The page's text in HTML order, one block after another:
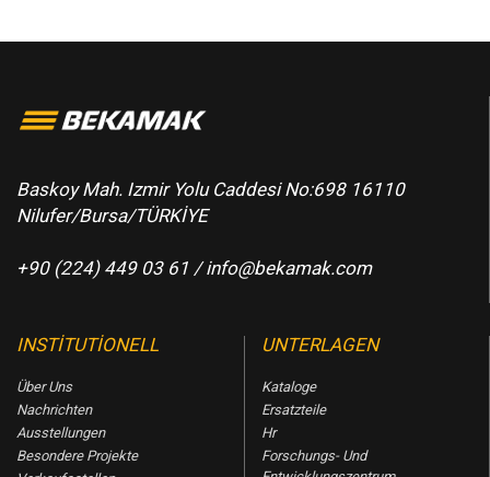
Baskoy Mah. Izmir Yolu Caddesi No:698 16110
Nilufer/Bursa/TÜRKİYE
+90 (224) 449 03 61 /info@bekamak.com
INSTITUTIONELL
Über Uns
Nachrichten
Ausstellungen
Besondere Projekte
UNTERLAGEN
Kataloge
Ersatzteile
Hr
Forschungs- Und